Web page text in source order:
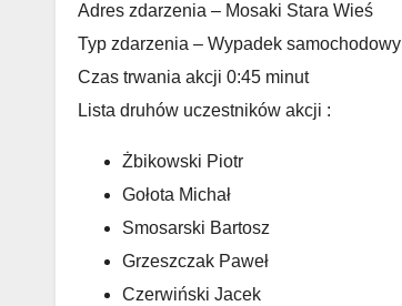
Adres zdarzenia – Mosaki Stara Wieś
Typ zdarzenia – Wypadek samochodowy
Czas trwania akcji 0:45 minut
Lista druhów uczestników akcji :
Żbikowski Piotr
Gołota Michał
Smosarski Bartosz
Grzeszczak Paweł
Czerwiński Jacek